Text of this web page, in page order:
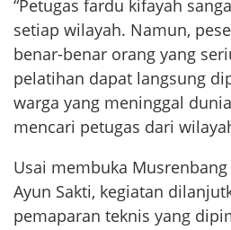
“Petugas fardu kifayah
setiap wilayah. Namun,
benar-benar orang yang
pelatihan dapat langsung
warga yang meninggal
mencari petugas dari
Usai membuka
Ayun Sakti, kegiatan
pemaparan teknis yang